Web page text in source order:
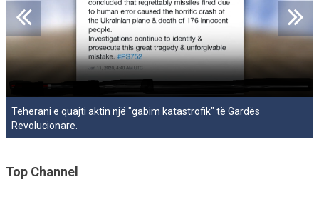
Teherani e quajti aktin një "gabim katastrofik" të Gardës
Revolucionare.
Top Channel